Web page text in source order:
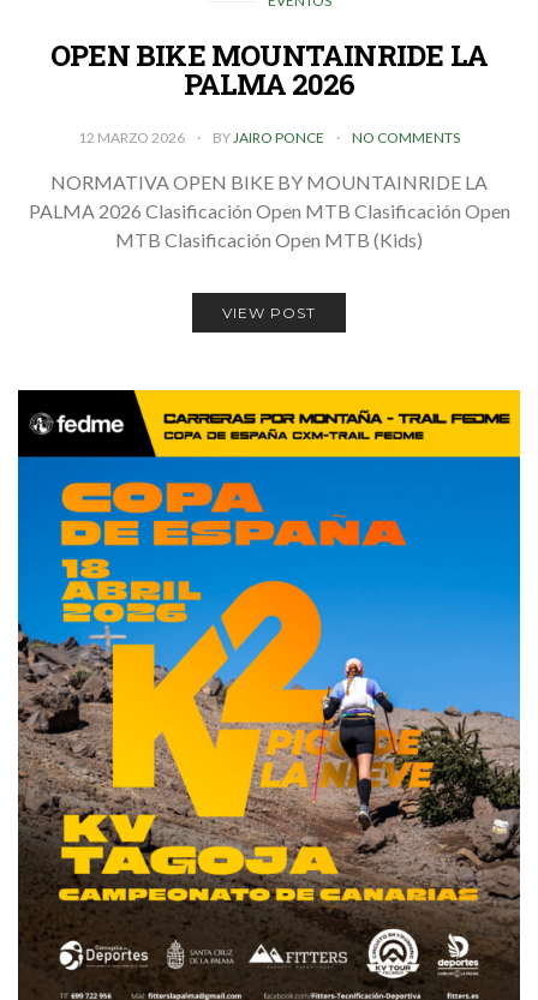
OPEN BIKE MOUNTAINRIDE LA
PALMA 2026
12 MARZO 2026 BY JAIRO PONCE NO COMMENTS
NORMATIVA OPEN BIKE BY MOUNTAINRIDE LA
PALMA 2026 Clasificación Open MTB Clasificación Open
MTB Clasificación Open MTB (Kids)
VIEW POST